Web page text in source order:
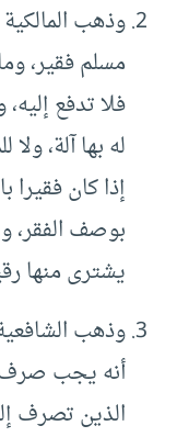
مسلم فقير،
فلا تدفع
له بها آلة، ولا
إذا كان
بوصف الفقر،
يشترى منها
أنه يجب صرف
الذين تصرف